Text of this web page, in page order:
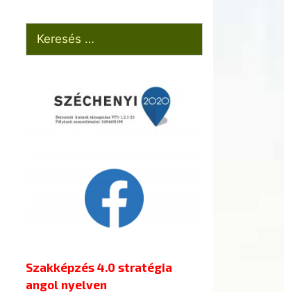
Szakképzés 4.0 stratégia
angol nyelven